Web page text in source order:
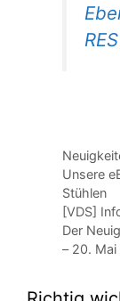
Unsere
Stühlen
[VDS]
Der
– 20.